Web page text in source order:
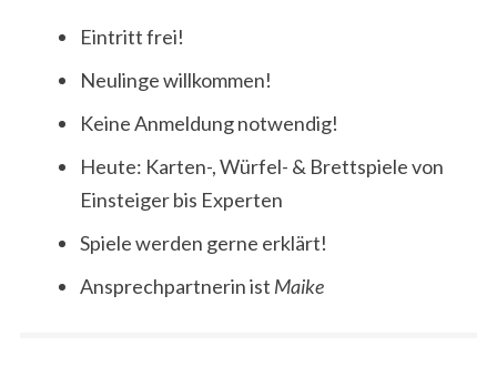
Eintritt frei!
Neulinge willkommen!
Keine Anmeldung notwendig!
Heute: Karten-, Würfel- & Brettspiele von
Einsteiger bis Experten
Spiele werden gerne erklärt!
Ansprechpartnerin ist Maike